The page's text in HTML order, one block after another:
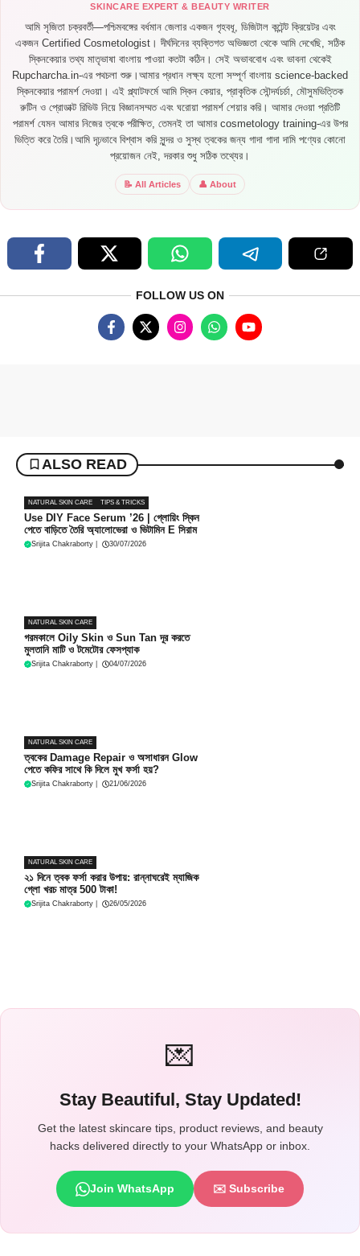
SKINCARE EXPERT & BEAUTY WRITER
আমি সৃজিতা চক্রবর্তী—পশ্চিমবঙ্গের বর্ধমান জেলার একজন গৃহবধূ, ডিজিটাল কন্টেন্ট ক্রিয়েটর এবং
একজন Certified Cosmetologist। দীর্ঘদিনের ব্যক্তিগত অভিজ্ঞতা থেকে আমি দেখেছি, সঠিক
স্কিনকেয়ার তথ্য মাতৃভাষা বাংলায় পাওয়া কতটা কঠিন। সেই অভাববোধ এবং ভাবনা থেকেই
Rupcharcha.in-এর পথচলা শুরু।আমার প্রধান লক্ষ্য হলো সম্পূর্ণ বাংলায় science-backed
স্কিনকেয়ার পরামর্শ দেওয়া। এই প্ল্যাটফর্মে আমি স্কিন কেয়ার, প্রাকৃতিক সৌন্দর্যচর্চা, মৌসুমভিত্তিক
রুটিন ও প্রোডাক্ট রিভিউ নিয়ে বিজ্ঞানসম্মত এবং ঘরোয়া পরামর্শ শেয়ার করি। আমার দেওয়া প্রতিটি
পরামর্শ যেমন আমার নিজের ত্বকে পরীক্ষিত, তেমনই তা আমার cosmetology training-এর উপর
ভিত্তি করে তৈরি।আমি দৃঢ়ভাবে বিশ্বাস করি সুন্দর ও সুস্থ ত্বকের জন্য গাদা গাদা দামি পণ্যের কোনো
প্রয়োজন নেই, দরকার শুধু সঠিক তথ্যের।
📝 All Articles 👤 About
FOLLOW US ON
ALSO READ
NATURAL SKIN CARE TIPS & TRICKS
Use DIY Face Serum ’26 | গ্লোয়িং স্কিন
পেতে বাড়িতে তৈরি অ্যালোভেরা ও ভিটামিন E সিরাম
Srijita Chakraborty 30/07/2026
NATURAL SKIN CARE
গরমকালে Oily Skin ও Sun Tan দূর করতে
মুলতানি মাটি ও টমেটোর ফেসপ্যাক
Srijita Chakraborty 04/07/2026
NATURAL SKIN CARE
ত্বকের Damage Repair ও অসাধারন Glow
পেতে কফির সাথে কি দিলে মুখ ফর্সা হয়?
Srijita Chakraborty 21/06/2026
NATURAL SKIN CARE
২১ দিনে ত্বক ফর্সা করার উপায়: রান্নাঘরেই ম্যাজিক
গ্লো খরচ মাত্র 500 টাকা!
Srijita Chakraborty 26/05/2026
💌
Stay Beautiful, Stay Updated!
Get the latest skincare tips, product reviews, and beauty
hacks delivered directly to your WhatsApp or inbox.
Join WhatsApp ✉️ Subscribe